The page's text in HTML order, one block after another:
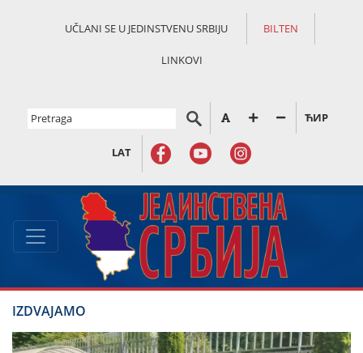
UČLANI SE U JEDINSTVENU SRBIJU BILTEN
LINKOVI
ЋИР
LAT
IZDVAJAMO